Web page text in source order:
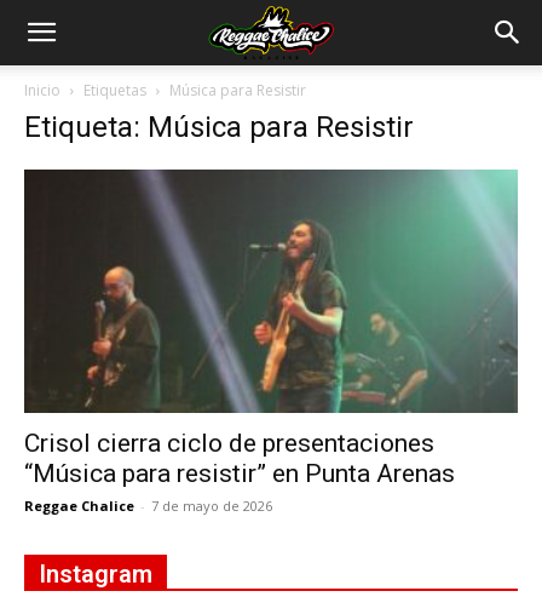
Inicio Etiquetas Música para Resistir
Etiqueta: Música para Resistir
Crisol cierra ciclo de presentaciones
“Música para resistir” en Punta Arenas
Reggae Chalice - 7 de mayo de 2026
Instagram